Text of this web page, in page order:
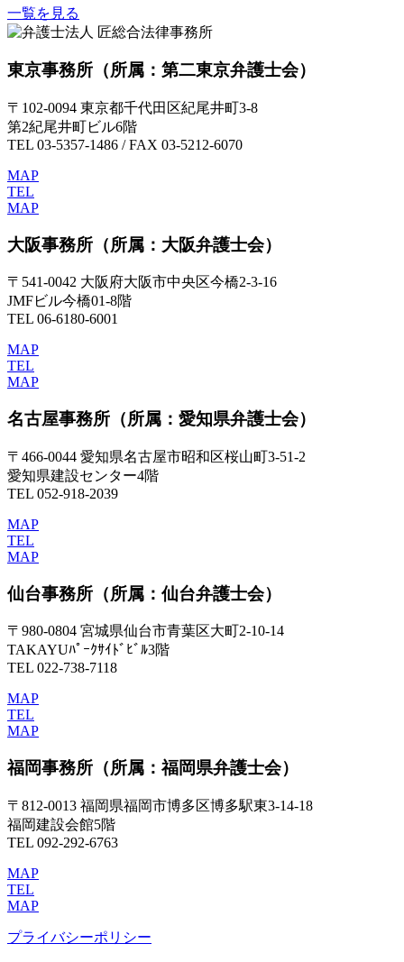
一覧を見る
東京事務所 （所属：第二東京弁護士会）
〒102-0094 東京都千代田区紀尾井町3-8
第2紀尾井町ビル6階
TEL 03-5357-1486 / FAX 03-5212-6070
MAP
TEL
MAP
大阪事務所 （所属：大阪弁護士会）
〒541-0042 大阪府大阪市中央区今橋2-3-16
JMFビル今橋01-8階
TEL 06-6180-6001
MAP
TEL
MAP
名古屋事務所 （所属：愛知県弁護士会）
〒466-0044 愛知県名古屋市昭和区桜山町3-51-2
愛知県建設センター4階
TEL 052-918-2039
MAP
TEL
MAP
仙台事務所 （所属：仙台弁護士会）
〒980-0804 宮城県仙台市青葉区大町2-10-14
TAKAYUﾊﾟｰｸｻｲﾄﾞﾋﾞﾙ3階
TEL 022-738-7118
MAP
TEL
MAP
福岡事務所 （所属：福岡県弁護士会）
〒812-0013 福岡県福岡市博多区博多駅東3-14-18
福岡建設会館5階
TEL 092-292-6763
MAP
TEL
MAP
プライバシーポリシー